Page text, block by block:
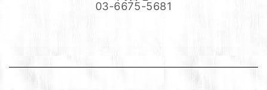
03-6675-5681